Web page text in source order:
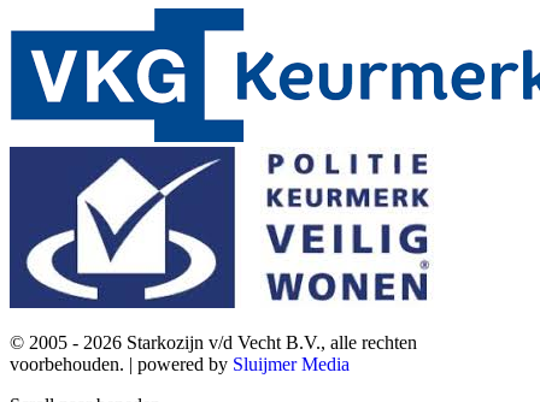
© 2005 - 2026 Starkozijn v/d Vecht B.V., alle rechten
voorbehouden. | powered by Sluijmer Media